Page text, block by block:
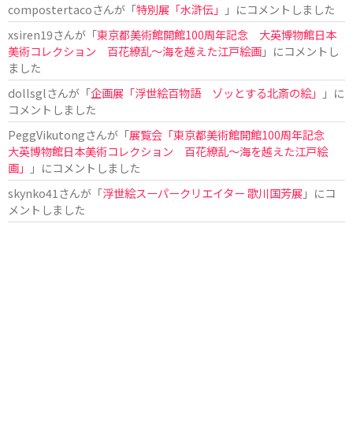
compostertacoさんが「特別展「水滸伝」
」にコメントしました
xsiren19さんが「東京都美術館開館100周年記念 大英博物館日本
美術コレクション 百花繚乱～海を越えた江戸絵画」にコメントし
ました
dollsglさんが「企画展「浮世絵百物語 ゾッとする北斎の絵」
」に
コメントしました
PeggVikutongさんが「展覧会「東京都美術館開館100周年記念
大英博物館日本美術コレクション 百花繚乱〜海を越えた江戸絵
画」
」にコメントしました
skynko41 さんが「浮世絵スーパークリエイター 歌川国芳展 」にコ
メントしました